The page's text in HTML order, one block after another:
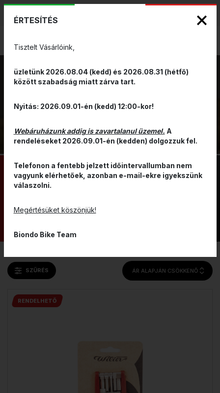
HUN
SZERSZÁM
FOGÓ
SZERSZÁM GUMIHOZ
SZŰRÉS ÁR ALAPJÁN CSÖKKENŐ
RENDELHETŐ
ÉRTESÍTÉS
Tisztelt Vásárlóink,
üzletünk 2026.08.04 (kedd) és 2026.08.31 (hétfő)
között szabadság miatt zárva tart.
Nyitás: 2026.09.01-én (kedd) 12:00-kor!
Webáruházunk addig is zavartalanul üzemel. A
rendeléseket 2026.09.01-én (kedden) dolgozzuk fel.
Telefonon a fentebb jelzett időintervallumban nem
vagyunk elérhetőek, azonban e-mail-ekre igyekszünk
válaszolni.
Megértésüket köszönjük!
Biondo Bike Team